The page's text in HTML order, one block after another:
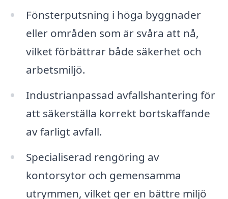
Fönsterputsning i höga byggnader
eller områden som är svåra att nå,
vilket förbättrar både säkerhet och
arbetsmiljö.
Industrianpassad avfallshantering för
att säkerställa korrekt bortskaffande
av farligt avfall.
Specialiserad rengöring av
kontorsytor och gemensamma
utrymmen, vilket ger en bättre miljö